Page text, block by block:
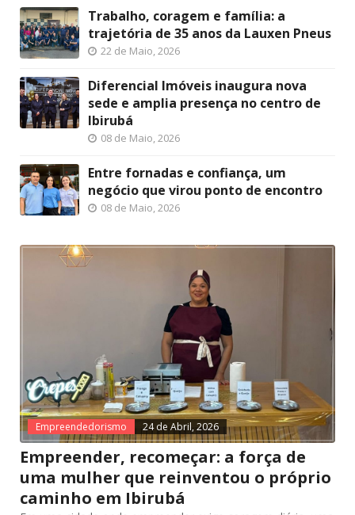
Trabalho, coragem e família: a
trajetória de 35 anos da Lauxen Pneus
22 de Maio, 2026
Diferencial Imóveis inaugura nova
sede e amplia presença no centro de
Ibirubá
08 de Maio, 2026
Entre fornadas e confiança, um
negócio que virou ponto de encontro
08 de Maio, 2026
Empreendedorismo 24 de Abril, 2026
Empreender, recomeçar: a força de
uma mulher que reinventou o próprio
caminho em Ibirubá